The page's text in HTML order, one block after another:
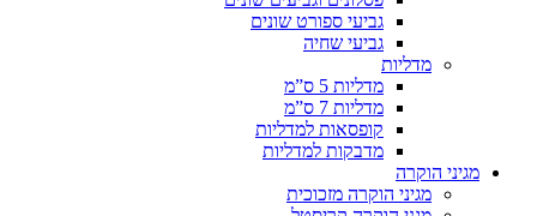
גביעי ספורט שונים
גביעי שחיה
מדליות
מדליות 5 ס”מ
מדליות 7 ס”מ
קופסאות למדליות
מדבקות למדליות
מגיני הוקרה
מגיני הוקרה מזכוכית